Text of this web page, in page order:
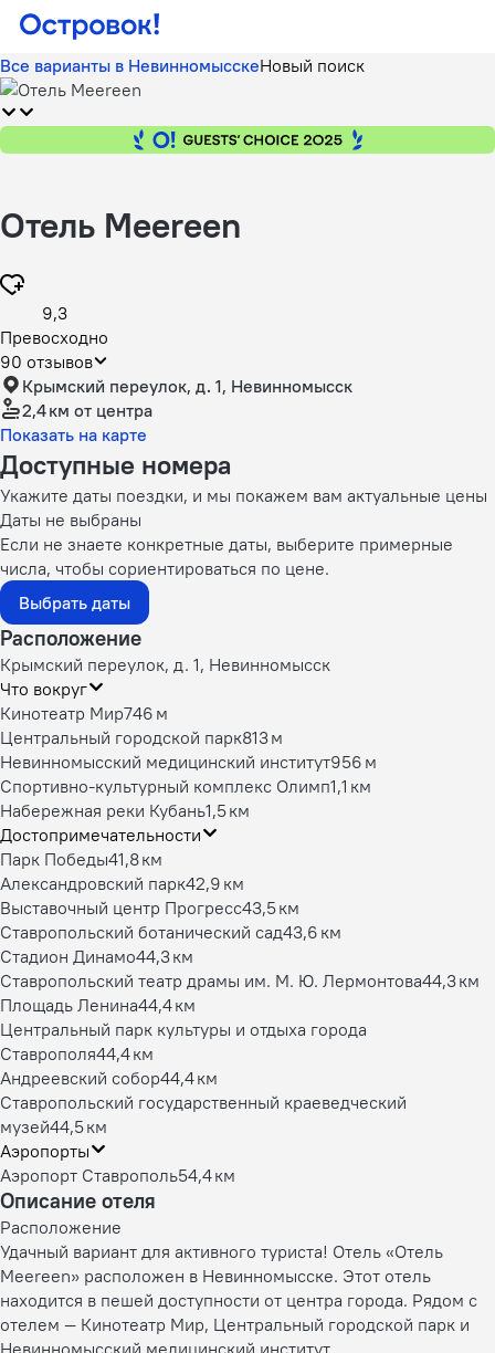
Все варианты в НевинномысскеНовый поиск
Отель Meereen
9,3
Превосходно
90 отзывов
Крымский переулок, д. 1, Невинномысск
2,4 км от центра
Показать на карте
Доступные номера
Укажите даты поездки, и мы покажем вам актуальные цены
Даты не выбраны
Если не знаете конкретные даты, выберите примерные
числа, чтобы сориентироваться по цене.
Выбрать даты
Расположение
Крымский переулок, д. 1, Невинномысск
Что вокруг
Кинотеатр Мир746 м
Центральный городской парк813 м
Невинномысский медицинский институт956 м
Спортивно-культурный комплекс Олимп1,1 км
Набережная реки Кубань1,5 км
Достопримечательности
Парк Победы41,8 км
Александровский парк42,9 км
Выставочный центр Прогресс43,5 км
Ставропольский ботанический сад43,6 км
Стадион Динамо44,3 км
Ставропольский театр драмы им. М. Ю. Лермонтова44,3 км
Площадь Ленина44,4 км
Центральный парк культуры и отдыха города
Ставрополя44,4 км
Андреевский собор44,4 км
Ставропольский государственный краеведческий
музей44,5 км
Аэропорты
Аэропорт Ставрополь54,4 км
Описание отеля
Расположение
Удачный вариант для активного туриста! Отель «Отель
Meereen» расположен в Невинномысске. Этот отель
находится в пешей доступности от центра города. Рядом с
отелем — Кинотеатр Мир, Центральный городской парк и
Невинномысский медицинский институт.